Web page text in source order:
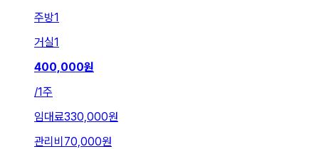
주방1
거실1
400,000원
/1주
임대료330,000원
관리비 70,000원